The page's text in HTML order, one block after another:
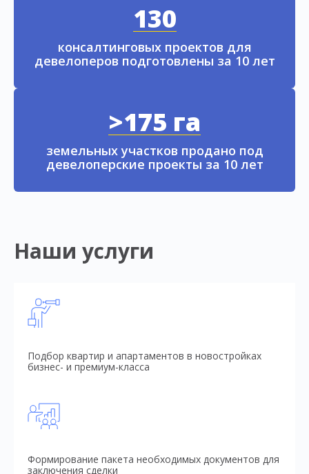
130
консалтинговых проектов для
девелоперов подготовлены за 10 лет
>175 га
земельных участков продано под
девелоперские проекты за 10 лет
Наши услуги
Подбор квартир и апартаментов в новостройках
бизнес- и премиум-класса
Формирование пакета необходимых документов для
заключения сделки